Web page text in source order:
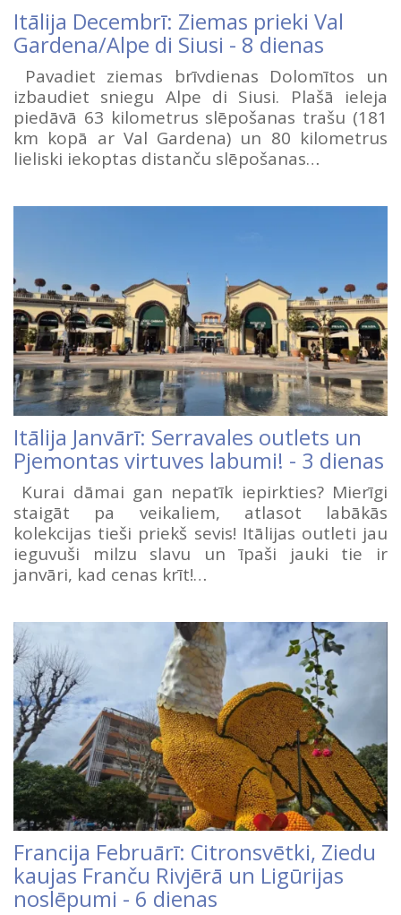
Itālija Decembrī: Ziemas prieki Val
Gardena/Alpe di Siusi - 8 dienas
Pavadiet ziemas brīvdienas Dolomītos un
izbaudiet sniegu Alpe di Siusi. Plašā ieleja
piedāvā 63 kilometrus slēpošanas trašu (181
km kopā ar Val Gardena) un 80 kilometrus
lieliski iekoptas distanču slēpošanas…
Itālija Janvārī: Serravales outlets un
Pjemontas virtuves labumi! - 3 dienas
Kurai dāmai gan nepatīk iepirkties? Mierīgi
staigāt pa veikaliem, atlasot labākās
kolekcijas tieši priekš sevis! Itālijas outleti jau
ieguvuši milzu slavu un īpaši jauki tie ir
janvāri, kad cenas krīt!…
Francija Februārī: Citronsvētki, Ziedu
kaujas Franču Rivjērā un Ligūrijas
noslēpumi - 6 dienas